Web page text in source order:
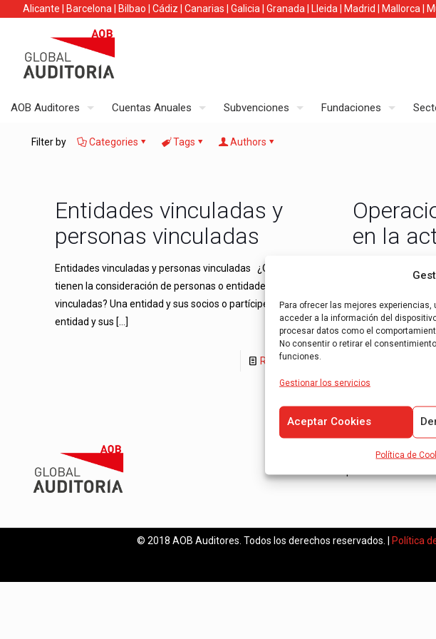
Para ofrecer las mejores
acceder a la información del
procesar datos como el
No consentir o retirar el
funciones.
Gestionar los servicios
Aceptar Cookies
Política de
Alicante Barcelona Bilbao Cádiz Canarias Galicia Granada Lleida Madrid Mallorca
AOB Auditores Cuentas Anuales Subvenciones Fundaciones
Filter by Categories Tags Authors
Entidades vinculadas y
personas vinculadas
Entidades vinculadas y personas vinculadas ¿Quiénes
tienen la consideración de personas o entidades
vinculadas? Una entidad y sus socios o partícipes. Una
entidad y sus […]
Read more
en la
Sociedades,
[…]
AOB Auditores es
© 2018 AOB Auditores. Todos los derechos reservados. | Política